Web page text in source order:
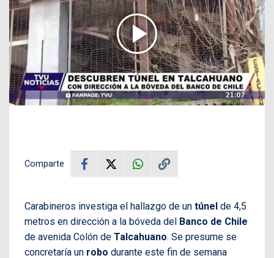
Comparte
Carabineros investiga el hallazgo de un túnel de 4,5
metros en dirección a la bóveda del Banco de Chile
de avenida Colón de Talcahuano. Se presume se
concretaría un robo durante este fin de semana